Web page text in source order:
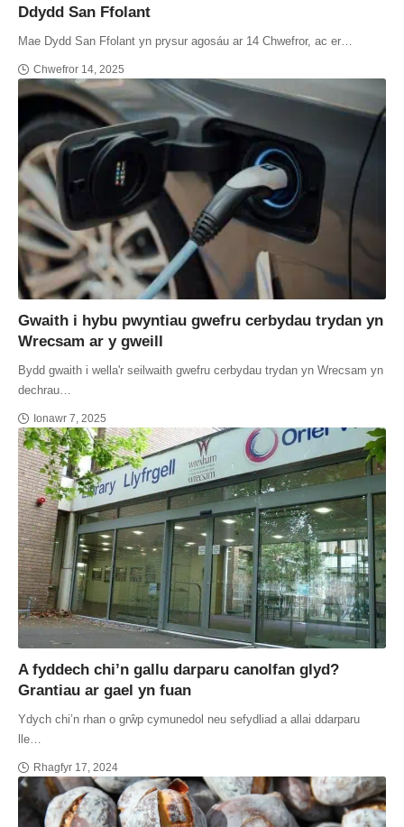
Ddydd San Ffolant
Mae Dydd San Ffolant yn prysur agosáu ar 14 Chwefror, ac er…
Chwefror 14, 2025
Gwaith i hybu pwyntiau gwefru cerbydau trydan yn
Wrecsam ar y gweill
Bydd gwaith i wella'r seilwaith gwefru cerbydau trydan yn Wrecsam yn
dechrau…
Ionawr 7, 2025
A fyddech chi’n gallu darparu canolfan glyd?
Grantiau ar gael yn fuan
Ydych chi’n rhan o grŵp cymunedol neu sefydliad a allai ddarparu
lle…
Rhagfyr 17, 2024